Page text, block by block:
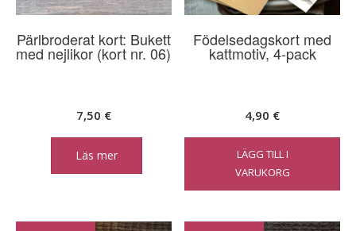
Pärlbroderat kort: Bukett
med nejlikor (kort nr. 06)
7,50 €
Läs mer
Födelsedagskort med
kattmotiv, 4-pack
4,90 €
LÄGG TILL I
VARUKORG